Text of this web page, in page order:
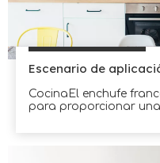
CocinaEl enchufe
para proporcionar
integrarse fácilmente